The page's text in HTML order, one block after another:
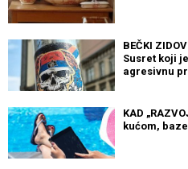
BEČKI
Susret koji
agresivnu
KAD
kućom,